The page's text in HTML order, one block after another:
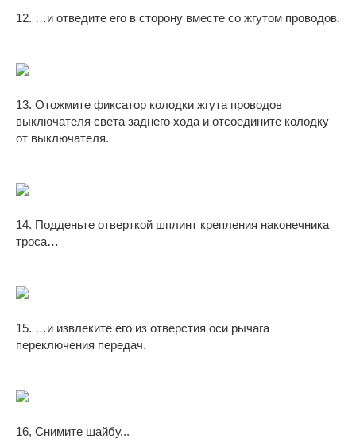
12. …и отведите его в сторону вместе со жгутом проводов.
13. Отожмите фиксатор колодки жгута проводов
выключателя света заднего хода и отсоедините колодку
от выключателя.
14. Подденьте отверткой шплинт крепления наконечника
троса…
15. …и извлеките его из отверстия оси рычага
переключения передач.
16, Снимите шайбу,..